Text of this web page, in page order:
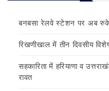
बनबसा रेलवे स्टेशन पर अब
रिखणीखाल में तीन दिवसीय
सहकारिता में हरियाणा व
रावत